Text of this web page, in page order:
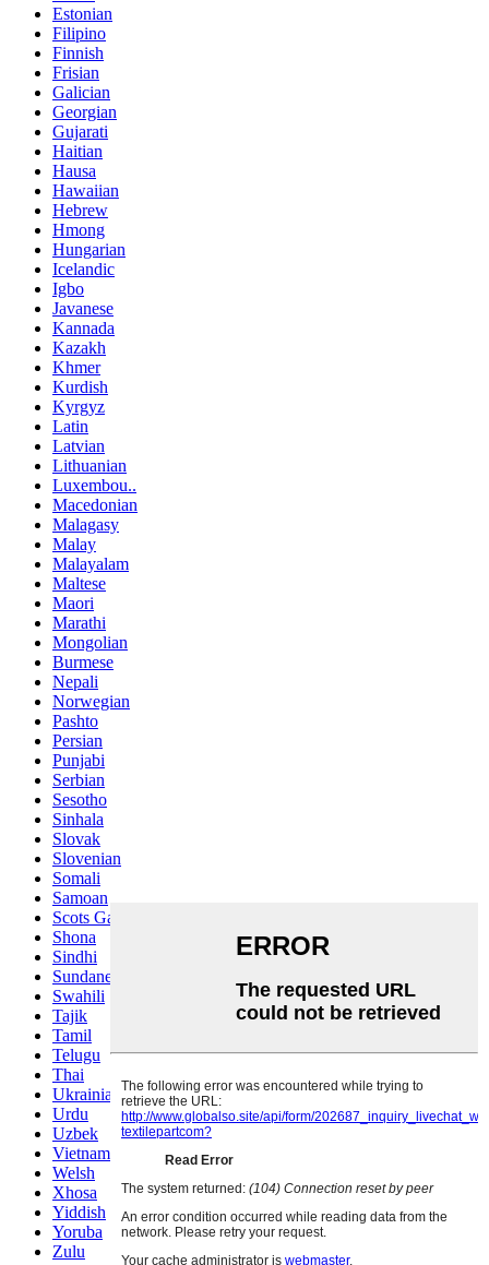
Estonian
Filipino
Finnish
Frisian
Galician
Georgian
Gujarati
Haitian
Hausa
Hawaiian
Hebrew
Hmong
Hungarian
Icelandic
Igbo
Javanese
Kannada
Kazakh
Khmer
Kurdish
Kyrgyz
Latin
Latvian
Lithuanian
Luxembou..
Macedonian
Malagasy
Malay
Malayalam
Maltese
Maori
Marathi
Mongolian
Burmese
Nepali
Norwegian
Pashto
Persian
Punjabi
Serbian
Sesotho
Sinhala
Slovak
Slovenian
Somali
Samoan
Scots Gaelic
Shona
Sindhi
Sundanese
Swahili
Tajik
Tamil
Telugu
Thai
Ukrainian
Urdu
Uzbek
Vietnamese
Welsh
Xhosa
Yiddish
Yoruba
Zulu